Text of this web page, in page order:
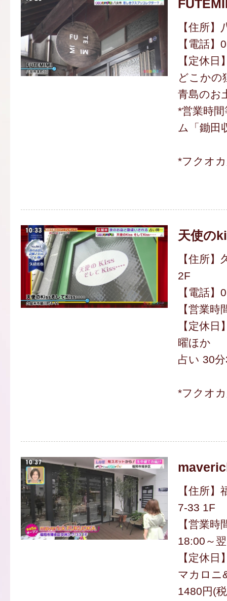
【住所】
【電話
【定休日
どこかの
青島のお
*営業時
ム「鋤田
*フクオ
天使の
【住所
2F
【電話
【営業
【定休
曜ほか
占い 30
*フクオ
【住所
7-33 1F
【営業
18:00～
【定休日
マカロニ
1480円(